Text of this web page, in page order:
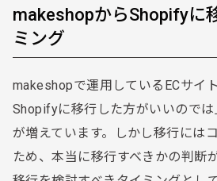
makeshopからShopifyに
ミング
makeshopで運用しているECサイ
Shopifyに移行した方がいいので
が増えています。しかし移行には
ため、本当に移行すべきかの判断